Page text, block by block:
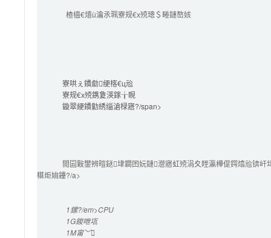
楂橀€熺ǔ瀹氶珮寮规€х殑璁＄畻鏈嶅姟
寮哄ぇ鐨勮绠楁€ц兘
寮规€х殑鎸夐渶鎵╁睍
鏇翠綆鐨勭綉缁滄椂寤?/span>
閲囩敤鐢辨暟鎹垏鐗囨妧鏈瀯寤虹殑涓夊眰瀛樺偍鍔熻兘锛
椹炬姢鑸?/a>
1鏍?/em>CPU
1G鍐呭瓨
1M甯﹀